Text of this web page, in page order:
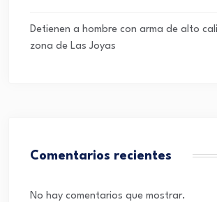
Detienen a hombre con arma de alto
zona de Las Joyas
Comentarios recientes
No hay comentarios que mostrar.